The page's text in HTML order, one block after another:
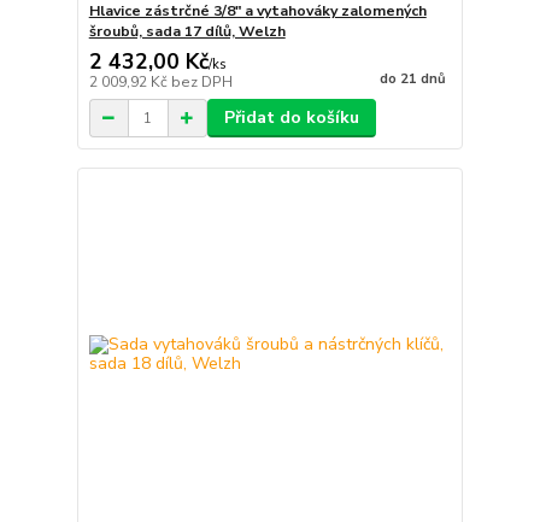
Hlavice zástrčné 3/8" a vytahováky zalomených
šroubů, sada 17 dílů, Welzh
2 432,00 Kč/ks
2 009,92 Kč bez DPH do 21 dnů
Přidat do košíku